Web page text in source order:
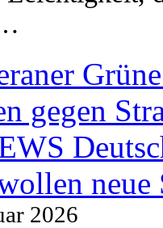
gegen
neue
2026